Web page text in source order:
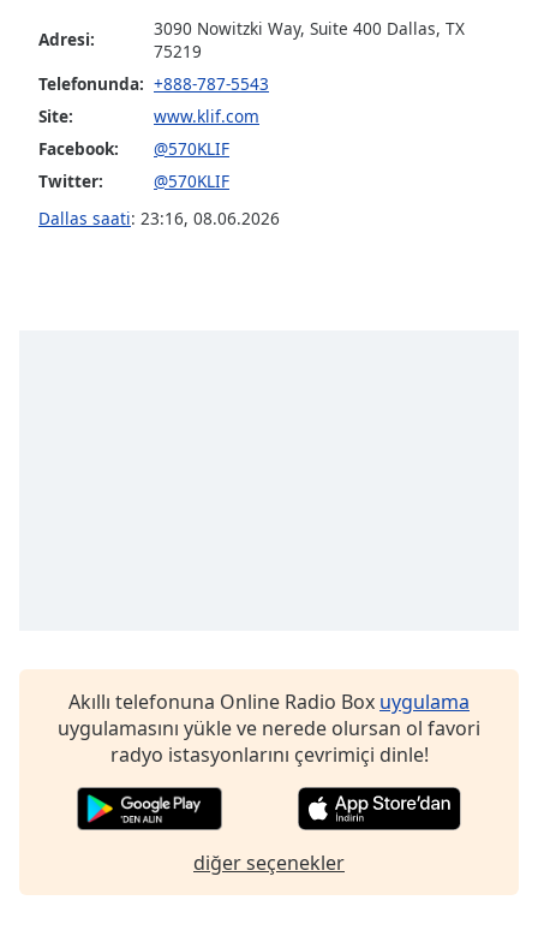
opens
subtitles
dialog
subtitles
off,
selected
Escape
Text
Adresi:
3090 Nowitzki Way, Suite 400 Dallas, TX
75219
Telefonunda: +888-787-5543
Site:
www.klif.com
Facebook:
@570KLIF
Twitter:
@570KLIF
Dallas saati: 23:16, 08.06.2026
Akıllı telefonuna Online Radio Box uygulama
uygulamasını yükle ve nerede olursan ol favori
radyo istasyonlarını çevrimiçi dinle!
diğer seçenekler